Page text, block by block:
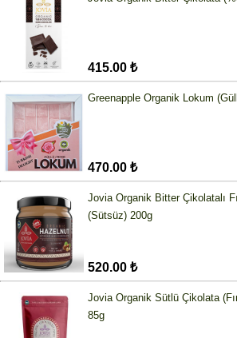
415.00 ₺
Greenapple Organik Lokum
470.00 ₺
Jovia Organik Bitter Çikolatalı
(Sütsüz) 200g
520.00 ₺
Jovia Organik Sütlü Çikolata
85g